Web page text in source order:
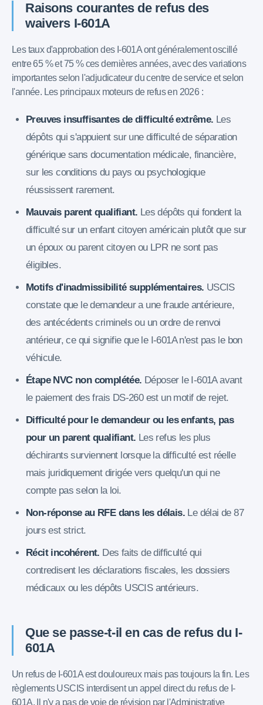
Raisons courantes de refus des
waivers I-601A
Les taux d'approbation des I-601A ont généralement oscillé
entre 65 % et 75 % ces dernières années, avec des variations
importantes selon l'adjudicateur du centre de service et selon
l'année. Les principaux moteurs de refus en 2026 :
Preuves insuffisantes de difficulté extrême. Les
dépôts qui s'appuient sur une difficulté de séparation
générique sans documentation médicale, financière,
sur les conditions du pays ou psychologique
réussissent rarement.
Mauvais parent qualifiant. Les dépôts qui fondent la
difficulté sur un enfant citoyen américain plutôt que sur
un époux ou parent citoyen ou LPR ne sont pas
éligibles.
Motifs d'inadmissibilité supplémentaires. USCIS
constate que le demandeur a une fraude antérieure,
des antécédents criminels ou un ordre de renvoi
antérieur, ce qui signifie que le I-601A n'est pas le bon
véhicule.
Étape NVC non complétée. Déposer le I-601A avant
le paiement des frais DS-260 est un motif de rejet.
Difficulté pour le demandeur ou les enfants, pas
pour un parent qualifiant. Les refus les plus
déchirants surviennent lorsque la difficulté est réelle
mais juridiquement dirigée vers quelqu'un qui ne
compte pas selon la loi.
Non-réponse au RFE dans les délais. Le délai de 87
jours est strict.
Récit incohérent. Des faits de difficulté qui
contredisent les déclarations fiscales, les dossiers
médicaux ou les dépôts USCIS antérieurs.
Que se passe-t-il en cas de refus du I-
601A
Un refus de I-601A est douloureux mais pas toujours la fin. Les
règlements USCIS interdisent un appel direct du refus de I-
601A. Il n'y a pas de voie de révision par l'Administrative